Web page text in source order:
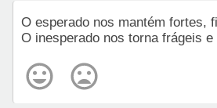
O esperado nos mantém fortes,
O inesperado nos torna frágeis